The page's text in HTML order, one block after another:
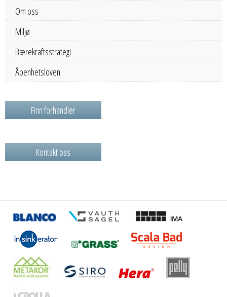
Om oss
Miljø
Bærekraftsstrategi
Åpenhetsloven
Finn forhandler
Kontakt oss